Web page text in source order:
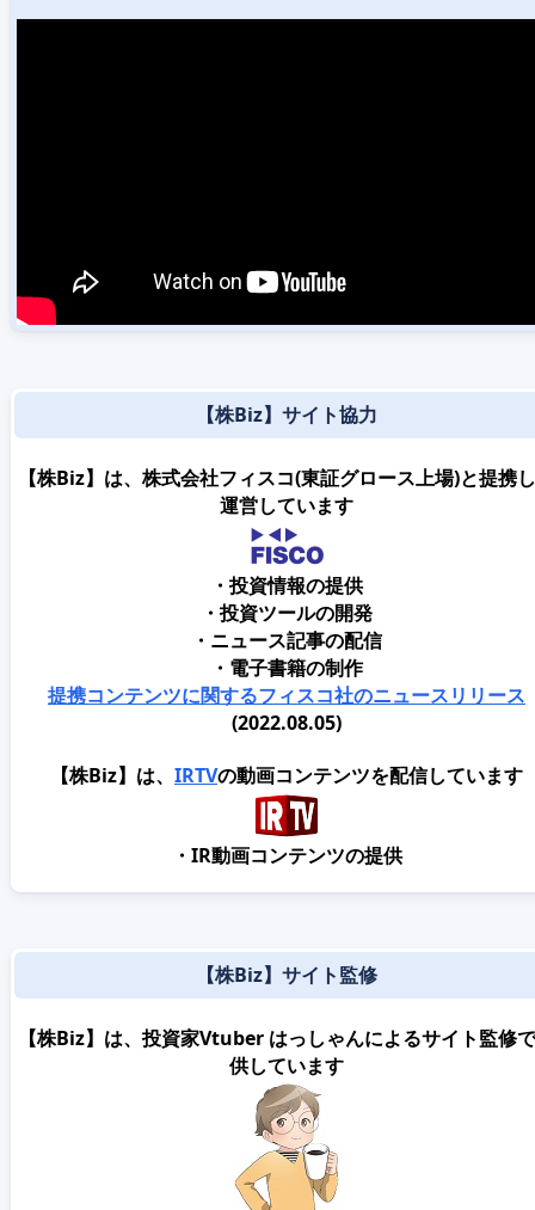
【株Biz】サイト協力
【株Biz】は、株式会社フィスコ(東証グロース上場)と提携
運営しています
・投資情報の提供
・投資ツールの開発
・ニュース記事の配信
・電子書籍の制作
提携コンテンツに関するフィスコ社のニュースリリース
(2022.08.05)
【株Biz】は、 IRTVの動画コンテンツを配信しています
・IR動画コンテンツの提供
【株Biz】サイト監修
【株Biz】は、投資家Vtuber はっしゃんによるサイト監修
供しています